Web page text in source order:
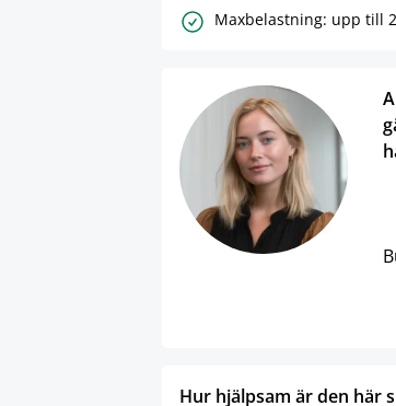
Maxbelastning: upp till
Hur hjälpsam är den här